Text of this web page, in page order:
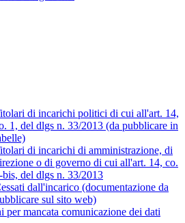
di incarichi politici di cui all'art. 14,
1, del dlgs n. 33/2013 (da pubblicare in
di incarichi di amministrazione, di
o di governo di cui all'art. 14, co.
bis, del dlgs n. 33/2013
dall'incarico (documentazione da
sul sito web)
per mancata comunicazione dei dati